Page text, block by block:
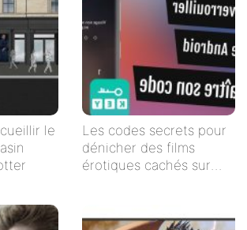
le
Les codes secrets pour
dénicher des films
érotiques cachés sur